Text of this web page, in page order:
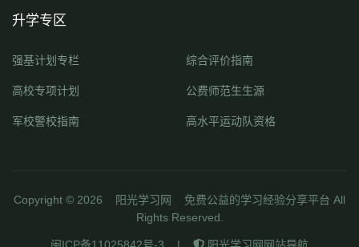
升学专区
强基计划专栏 综合评价指南
高校专项计划 公费师范生生源
军校警校指南 高水平运动队资格
Copyright © 2026 阳光学习网
免费公益的学习经验分享平台 All
Rights Reserved.
闽ICP备11025842号-3 | 阳光学习网网站导航